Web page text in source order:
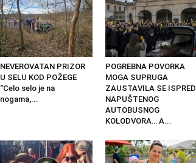
NEVEROVATAN PRIZOR
U SELU KOD POŽEGE
“Celo selo je na
nogama,...
POGREBNA POVORKA
MOGA SUPRUGA
ZAUSTAVILA SE ISPRED
NAPUŠTENOG
AUTOBUSNOG
KOLODVORA… A...